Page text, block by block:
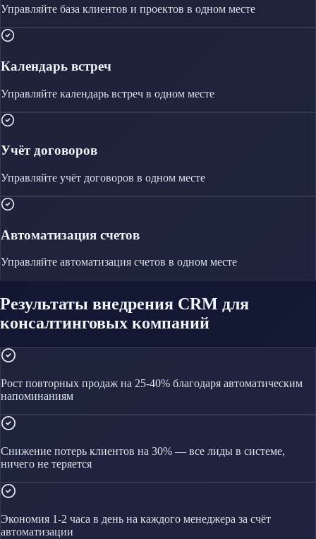
Управляйте база клиентов и проектов в одном месте
Календарь встреч
Управляйте календарь встреч в одном месте
Учёт договоров
Управляйте учёт договоров в одном месте
Автоматизация счетов
Управляйте автоматизация счетов в одном месте
Результаты внедрения CRM для
консалтинговых компаний
Рост повторных продаж на 25-40% благодаря автоматическим
напоминаниям
Снижение потерь клиентов на 30% — все лиды в системе,
ничего не теряется
Экономия 1-2 часа в день на каждого менеджера за счёт
автоматизации